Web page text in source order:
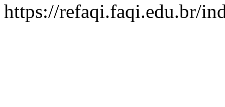
https://refaqi.faqi.edu.br/